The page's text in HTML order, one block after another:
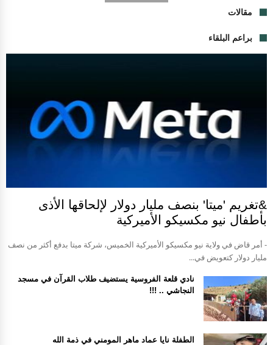
مقالات
براعم البلقاء
&تغريم 'ميتا' بنصف مليار دولار لإلحاقها الأذى
بأطفال نيو مكسيكو الأميركية
- أمر قاض في ولاية نيو مكسيكو الأميركية الخميس، شركة ميتا بدفع أكثر من نصف
مليار دولار كتعويض في...
نادي قلعة الفروسية يستضيف طلاب القرآن في مسجد
النجاشي .. !!!
الطفلة نايا عماد ماهر المومني في ذمة الله